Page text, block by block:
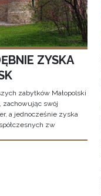
ZYSKA
zabytków Małopolski
zachowując swój
a jednocześnie zyska
zw